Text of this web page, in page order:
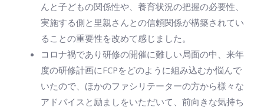
んと子どもの関係性や、養育状況の把握の必要性、
実施する側と里親さんとの信頼関係が構築されてい
ることの重要性を改めて感じました。
コロナ禍であり研修の開催に難しい局面の中、来年
度の研修計画にFCPをどのように組み込むか悩んで
いたので、ほかのファシリテーターの方から様々な
アドバイスと励ましをいただいて、前向きな気持ち